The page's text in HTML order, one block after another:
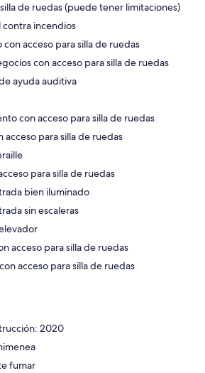
de ruedas (puede tener limitaciones)
contra incendios
con acceso para silla de ruedas
con acceso para silla de ruedas
ayuda auditiva
con acceso para silla de ruedas
acceso para silla de ruedas
para silla de ruedas
bien iluminado
sin escaleras
acceso para silla de ruedas
acceso para silla de ruedas
2020
fumar